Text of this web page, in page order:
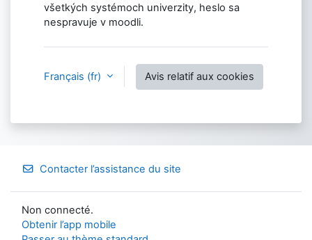
všetkých systémoch univerzity, heslo sa
nespravuje v moodli.
Français ‎(fr)‎ Avis relatif aux cookies
Contacter l’assistance du site
Non connecté.
Obtenir l’app mobile